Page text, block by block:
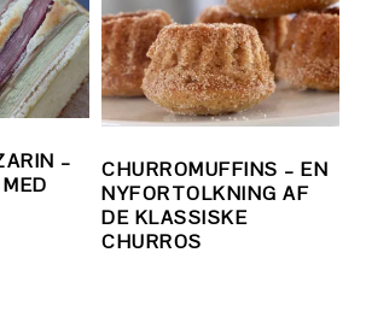
–
CHURROMUFFINS – EN
NYFORTOLKNING AF
DE KLASSISKE
CHURROS